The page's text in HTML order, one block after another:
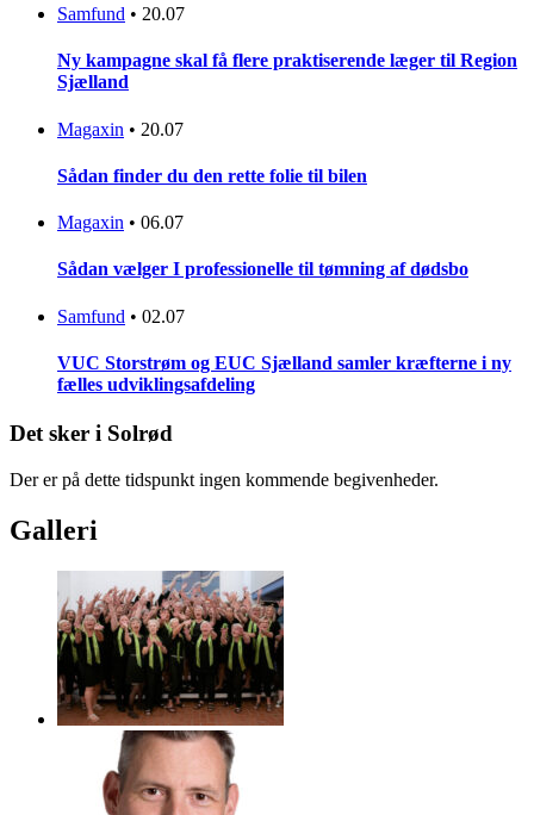
Samfund • 20.07
Ny kampagne skal få flere praktiserende læger til Region
Sjælland
Magaxin • 20.07
Sådan finder du den rette folie til bilen
Magaxin • 06.07
Sådan vælger I professionelle til tømning af dødsbo
Samfund • 02.07
VUC Storstrøm og EUC Sjælland samler kræfterne i ny
fælles udviklingsafdeling
Det sker i Solrød
Der er på dette tidspunkt ingen kommende begivenheder.
Galleri